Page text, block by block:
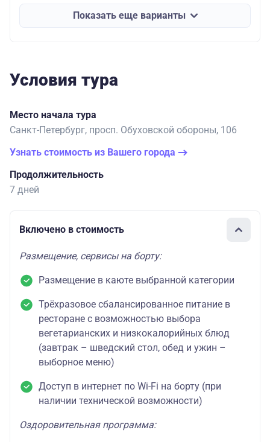
Показать еще варианты
Условия тура
Место начала тура
Санкт-Петербург, просп. Обуховской обороны, 106
Узнать стоимость из Вашего города
Продолжительность
7 дней
Включено в стоимость
Размещение, сервисы на борту:
Размещение в каюте выбранной категории
Трёхразовое сбалансированное питание в
ресторане с возможностью выбора
вегетарианских и низкокалорийных блюд
(завтрак – шведский стол, обед и ужин –
выборное меню)
Доступ в интернет по Wi-Fi на борту (при
наличии технической возможности)
Оздоровительная программа: